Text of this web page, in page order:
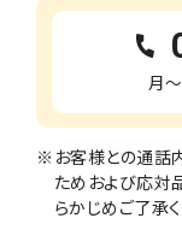
月
※お客様との通話
ためおよび応対
らかじめご了承く